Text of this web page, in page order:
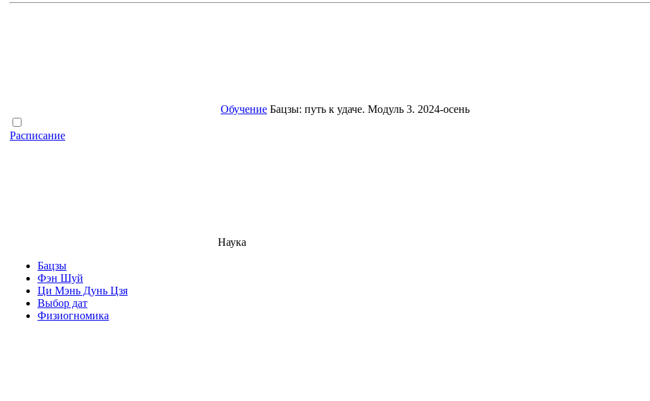
Обучение Бацзы: путь к удаче. Модуль 3. 2024-осень
Расписание
Наука
Бацзы
Фэн Шуй
Ци Мэнь Дунь Цзя
Выбор дат
Физиогномика